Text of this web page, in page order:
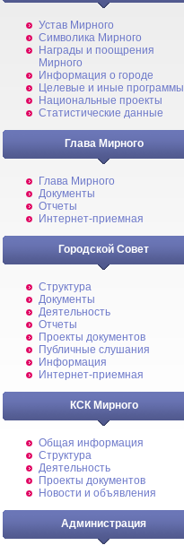
Устав Мирного
Символика Мирного
Награды и поощрения
Мирного
Информация о городе
Целевые и иные программы
Национальные проекты
Статистические данные
Глава Мирного
Глава Мирного
Документы
Отчеты
Интернет-приемная
Городской Совет
Структура
Документы
Деятельность
Отчеты
Проекты документов
Публичные слушания
Информация
Интернет-приемная
КСК Мирного
Общая информация
Структура
Деятельность
Проекты документов
Новости и объявления
Администрация